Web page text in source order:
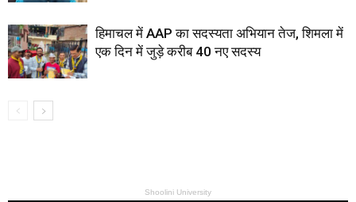
हिमाचल में AAP का सदस्यता अभियान तेज, शिमला में
एक दिन में जुड़े करीब 40 नए सदस्य
Shoolini University